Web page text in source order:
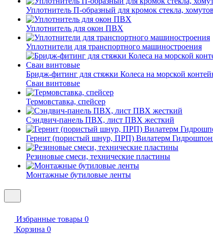
Уплотнитель П-образный для кромок стекла,
Уплотнитель для окон ПВХ
Уплотнители для транспортного машиностроения
Бридж-фитинг для стяжки Колеса на морской
Сваи винтовые
Термовставка, спейсер
Сэндвич-панель ПВХ, лист ПВХ жесткий
Гернит (пористый шнур, ПРП) Вилатерм
Резиновые смеси, технические пластины
Монтажные бутиловые ленты
Избранные товары 0
Корзина 0